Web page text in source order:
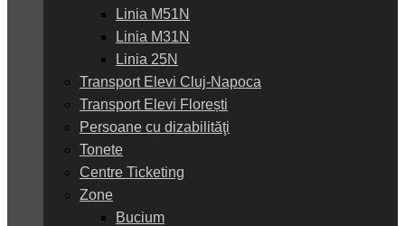
Linia M51N
Linia M31N
Linia 25N
Transport Elevi Cluj-Napoca
Transport Elevi Florești
Persoane cu dizabilităţi
Tonete
Centre Ticketing
Zone
Bucium